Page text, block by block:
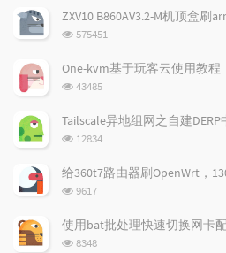
文
章
评
论
ZXV10 B860AV3.2-M机顶盒刷
浏
次
575451
One-kvm基于玩客云使用教程
浏
次
43485
Tailscale异地组网之自建
浏
次
12834
浏
次
数:
9617
使用bat批处理快速切换网卡
浏
8348